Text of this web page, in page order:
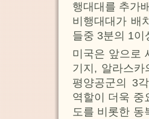
행대대를 추가
비행대대가 배
들중 3분의 1이
미국은 앞으로
기지, 알라스
평양공군의 3
역할이 더욱 중
도를 비롯한 동